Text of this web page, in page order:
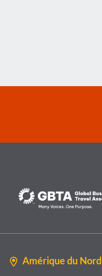
Amérique du Nord